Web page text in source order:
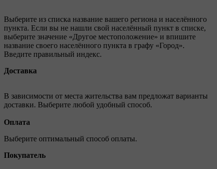
Выберите из списка название вашего региона и населённого
пункта. Если вы не нашли свой населённый пункт в списке,
выберите значение «Другое местоположение» и впишите
название своего населённого пункта в графу «Город».
Введите правильный индекс.
Доставка
В зависимости от места жительства вам предложат варианты
доставки. Выберите любой удобный способ.
Оплата
Выберите оптимальный способ оплаты.
Покупатель